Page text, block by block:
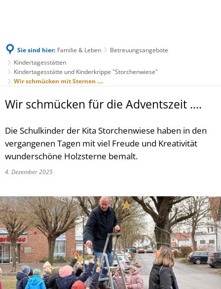
Sie sind hier: Familie & Leben
Betreuungsangebote
Kindertagesstätten
Kindertagesstätte und Kinderkrippe "Storchenwiese"
Wir schmücken mit Sternen ....
Wir schmücken für die Adventszeit ....
Die Schulkinder der Kita Storchenwiese haben in den
vergangenen Tagen mit viel Freude und Kreativität
wunderschöne Holzsterne bemalt.
4. Dezember 2025